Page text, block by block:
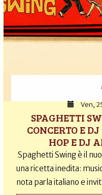
Ven,
SPAGHETTI
CONCERTO E
HOP E DJ
Spaghetti Swing è il
una ricetta inedita:
nota parla italiano e